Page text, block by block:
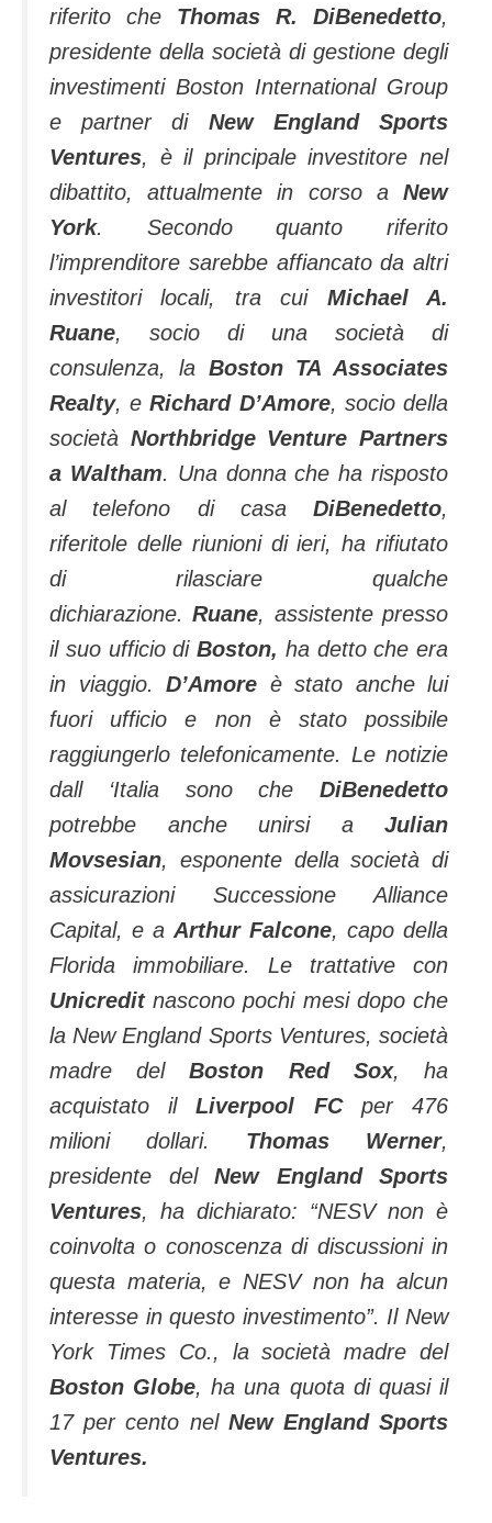
riferito che Thomas R. DiBenedetto,
presidente della società di gestione degli
investimenti Boston International Group
e partner di New England Sports
Ventures, è il principale investitore nel
dibattito, attualmente in corso a New
York. Secondo quanto riferito
l’imprenditore sarebbe affiancato da altri
investitori locali, tra cui Michael A.
Ruane, socio di una società di
consulenza, la Boston TA Associates
Realty, eRichard D’Amore, socio della
società Northbridge Venture Partners
a Waltham. Una donna che ha risposto
al telefono di casa DiBenedetto,
riferitole delle riunioni di ieri, ha rifiutato
di rilasciare qualche
dichiarazione. Ruane, assistente presso
il suo ufficio di Boston, ha detto che era
in viaggio. D’Amore è stato anche lui
fuori ufficio e non è stato possibile
raggiungerlo telefonicamente. Le notizie
dall ‘Italia sono che DiBenedetto
potrebbe anche unirsi a Julian
Movsesian, esponente della società di
assicurazioni Successione Alliance
Capital, e a Arthur Falcone, capo della
Florida immobiliare. Le trattative con
Unicreditnascono pochi mesi dopo che
la New England Sports Ventures, società
madre delBoston Red Sox, ha
acquistato ilLiverpool FCper 476
milioni dollari. Thomas Werner,
presidente del New England Sports
Ventures, ha dichiarato: “NESV non è
coinvolta o conoscenza di discussioni in
questa materia, e NESV non ha alcun
interesse in questo investimento”. Il New
York Times Co., la società madre del
Boston Globe, ha una quota di quasi il
17 per cento nel New England Sports
Ventures.